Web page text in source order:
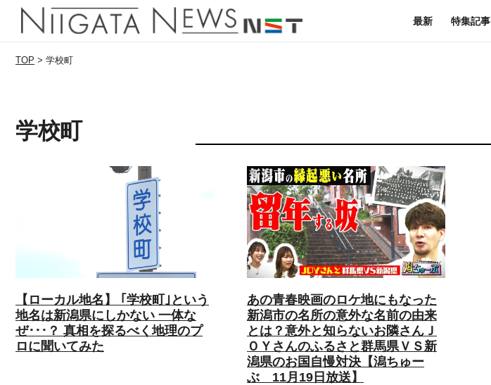
最新 特集記事
TOP > 学校町
学校町
【ローカル地名】 ｢学校町｣という
地名は新潟県にしかない 一体な
ぜ･･･？ 真相を探るべく地理のプ
ロに聞いてみた
あの青春映画のロケ地にもなった
新潟市の名所の意外な名前の由来
とは？意外と知らないお隣さんＪ
ＯＹさんのふるさと群馬県ＶＳ新
潟県のお国自慢対決【潟ちゅー
ぶ 11月19日放送】